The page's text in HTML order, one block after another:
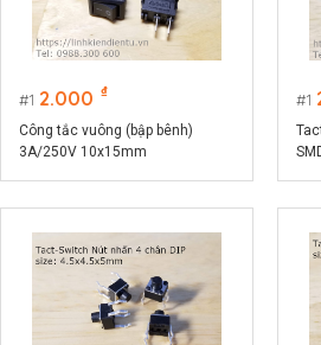
1 2.000 ₫
Công tắc vuông (bập bênh)
3A/250V 10x15mm
1